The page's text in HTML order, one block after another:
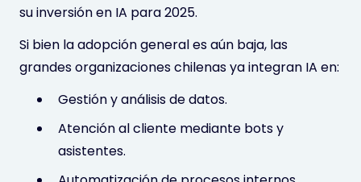
su inversión en IA para 2025.
Si bien la adopción general es aún baja, las
grandes organizaciones chilenas ya integran IA en:
Gestión y análisis de datos.
Atención al cliente mediante bots y
asistentes.